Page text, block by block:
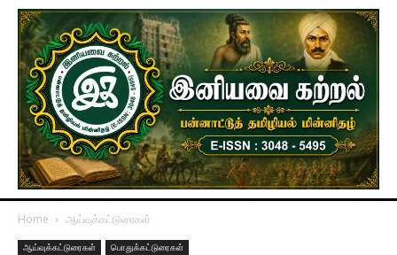
Home ஆய்வுக்கட்டுரைகள்
ஆய்வுக்கட்டுரைகள் பொதுக்கட்டுரைகள்